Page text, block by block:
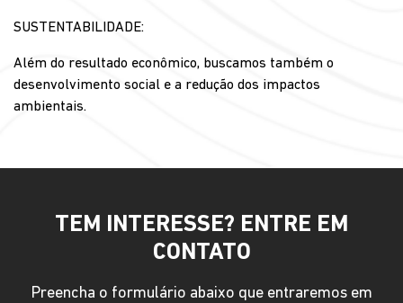
SUSTENTABILIDADE:
Além do resultado econômico, buscamos também o
desenvolvimento social e a redução dos impactos
ambientais.
TEM INTERESSE? ENTRE EM
CONTATO
Preencha o formulário abaixo que entraremos em